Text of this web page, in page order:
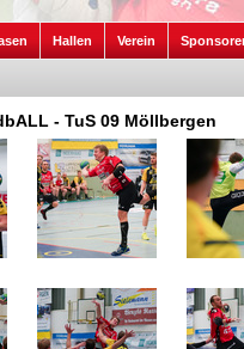
Hallen Verein
- TuS 09 Möllbergen